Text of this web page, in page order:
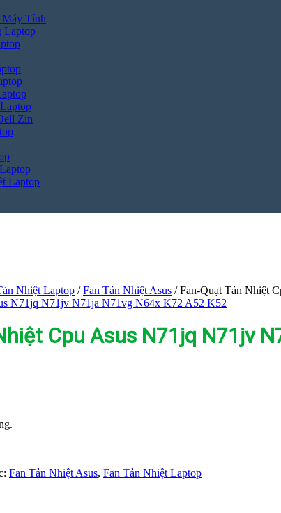
Máy Tính
Laptop
Zin
Laptop
Nhiệt Laptop / Fan Tản Nhiệt Asus /Fan-Quạt Tản Nhiệt
Cpu Asus N71jq N71jv
Fan Tản Nhiệt Asus, Fan Tản Nhiệt Laptop